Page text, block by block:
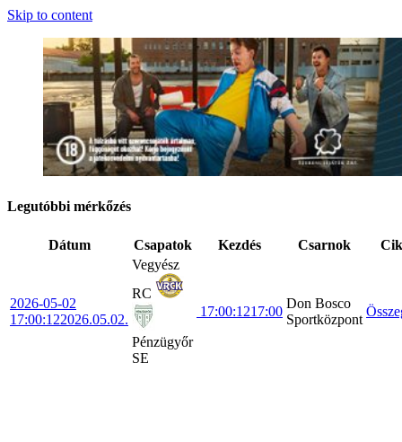
Skip to content
Legutóbbi mérkőzés
Dátum Csapatok Kezdés Csarnok
2026-05-02
17:00:122026.05.02.
Vegyész
RC
Pénzügyőr
SE
17:00:1217:00
Don Bosco
Sportközpont